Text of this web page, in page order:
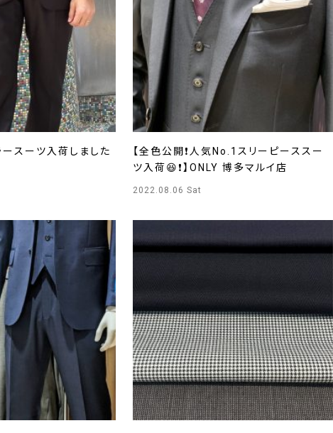
ースーツ入荷しました
【全色公開❗️人気No.1スリーピーススー
ツ入荷😆❗️】ONLY 博多マルイ店
2022.08.06 Sat